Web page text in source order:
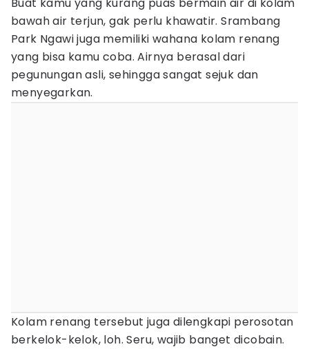
bawah air terjun, gak perlu khawatir. Srambang
Park Ngawi juga memiliki wahana kolam renang
yang bisa kamu coba. Airnya berasal dari
pegunungan asli, sehingga sangat sejuk dan
menyegarkan.
Kolam renang tersebut juga dilengkapi perosotan
berkelok-kelok, loh. Seru, wajib banget dicobain.